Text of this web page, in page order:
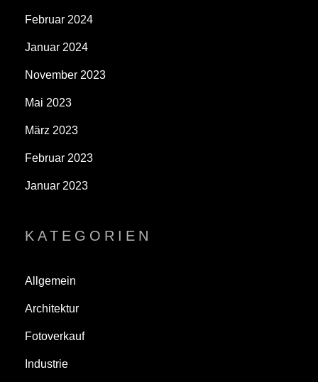
Februar 2024
Januar 2024
November 2023
Mai 2023
März 2023
Februar 2023
Januar 2023
KATEGORIEN
Allgemein
Architektur
Fotoverkauf
Industrie